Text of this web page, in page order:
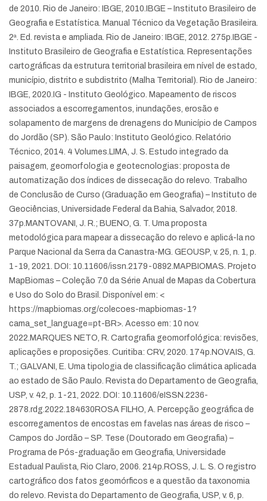
de 2010. Rio de Janeiro: IBGE, 2010. IBGE – Instituto Brasileiro de
Geografia e Estatística. Manual Técnico da Vegetação Brasileira.
2ª. Ed. revista e ampliada. Rio de Janeiro: IBGE, 2012. 275p. IBGE -
Instituto Brasileiro de Geografia e Estatística. Representações
cartográficas da estrutura territorial brasileira em nível de estado,
município, distrito e subdistrito (Malha Territorial). Rio de Janeiro:
IBGE, 2020. IG - Instituto Geológico. Mapeamento de riscos
associados a escorregamentos, inundações, erosão e
solapamento de margens de drenagens do Município de Campos
do Jordão (SP). São Paulo: Instituto Geológico. Relatório
Técnico, 2014. 4 Volumes. LIMA, J. S. Estudo integrado da
paisagem, geomorfologia e geotecnologias: proposta de
automatização dos índices de dissecação do relevo. Trabalho
de Conclusão de Curso (Graduação em Geografia) – Instituto de
Geociências, Universidade Federal da Bahia, Salvador, 2018.
37p. MANTOVANI, J. R.; BUENO, G. T. Uma proposta
metodológica para mapear a dissecação do relevo e aplicá-la no
Parque Nacional da Serra da Canastra-MG. GEOUSP, v. 25, n. 1, p.
1-19, 2021. DOI: 10.11606/issn.2179-0892. MAPBIOMAS. Projeto
MapBiomas – Coleção 7.0 da Série Anual de Mapas da Cobertura
e Uso do Solo do Brasil. Disponível em: <
https://mapbiomas.org/colecoes-mapbiomas-1?
cama_set_language=pt-BR>. Acesso em: 10 nov.
2022. MARQUES NETO, R. Cartografia geomorfológica: revisões,
aplicações e proposições. Curitiba: CRV, 2020. 174p. NOVAIS, G.
T.; GALVANI, E. Uma tipologia de classificação climática aplicada
ao estado de São Paulo. Revista do Departamento de Geografia,
USP, v. 42, p. 1-21, 2022. DOI: 10.11606/eISSN.2236-
2878.rdg.2022.184630 ROSA FILHO, A. Percepção geográfica de
escorregamentos de encostas em favelas nas áreas de risco –
Campos do Jordão – SP. Tese (Doutorado em Geografia) –
Programa de Pós-graduação em Geografia, Universidade
Estadual Paulista, Rio Claro, 2006. 214p. ROSS, J. L. S. O registro
cartográfico dos fatos geomórficos e a questão da taxonomia
do relevo. Revista do Departamento de Geografia, USP, v. 6, p.